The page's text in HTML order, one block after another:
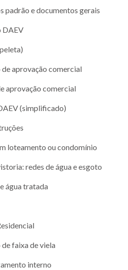
padrão e documentos gerais
DAEV
de aprovação comercial
aprovação comercial
(simplificado)
loteamento ou condomínio
redes de água e esgoto
água tratada
faixa de viela
interno